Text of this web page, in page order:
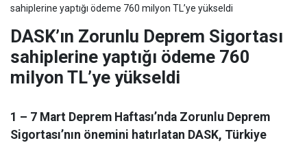
sahiplerine yaptığı ödeme 760 milyon TL’ye yükseldi
DASK’ın Zorunlu Deprem Sigortası
sahiplerine yaptığı ödeme 760
milyon TL’ye yükseldi
1 – 7 Mart Deprem Haftası’nda Zorunlu Deprem
Sigortası’nın önemini hatırlatan DASK, Türkiye